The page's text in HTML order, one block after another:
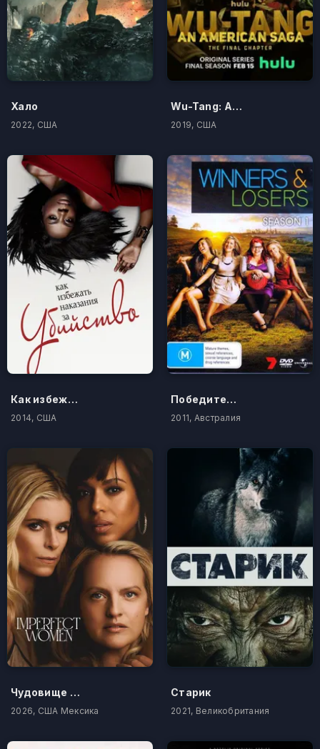
Хало
2022, США
Wu-Tang: Американская сага
2019, США
Как избежать наказания за убийство
2014, США
Победители и проигравшие
2011, Австралия
Чудовище пещерной горы
2026, США Мексика
Старик
2021, Великобритания